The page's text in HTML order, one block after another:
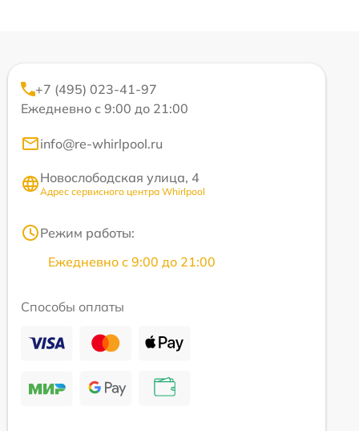
+7 (495) 023-41-97
Ежедневно с 9:00 до 21:00
info@re-whirlpool.ru
Новослободская улица, 4
Адрес сервисного центра Whirlpool
Режим работы:
Ежедневно с 9:00 до 21:00
Способы оплаты